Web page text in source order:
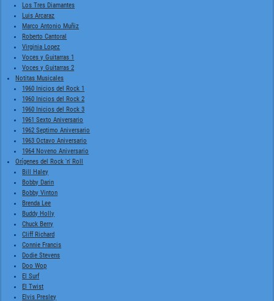
Los Tres Diamantes
Luis Arcaraz
Marco Antonio Muñiz
Roberto Cantoral
Virginia Lopez
Voces y Guitarras 1
Voces y Guitarras 2
Notitas Musicales
1960 Inicios del Rock 1
1960 Inicios del Rock 2
1960 Inicios del Rock 3
1961 Sexto Aniversario
1962 Septimo Aniversario
1963 Octavo Aniversario
1964 Noveno Aniversario
Orígenes del Rock 'n' Roll
Bill Haley
Bobby Darin
Bobby Vinton
Brenda Lee
Buddy Holly
Chuck Berry
Cliff Richard
Connie Francis
Dodie Stevens
Doo Wop
El Surf
El Twist
Elvis Presley